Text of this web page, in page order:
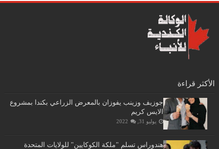
الأكثر قراءة
جوزيف وزينب يفوزان بالمعرض الزراعي بكندا بمشروع
الايس كريم
يوليو 31, 2022
هندوراس تسلم "ملكة الكوكايين" للولايات المتحدة